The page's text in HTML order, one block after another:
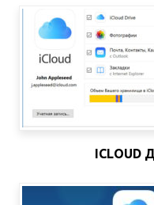
ICLOUD